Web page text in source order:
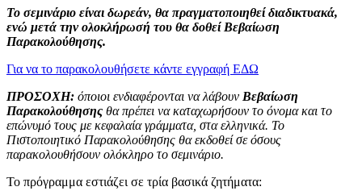
Το σεμινάριο είναι δωρεάν, θα πραγματοποιηθεί διαδικτυακά,
ενώ μετά την ολοκλήρωσή του θα δοθεί Βεβαίωση
Παρακολούθησης.
Για να το παρακολουθήσετε κάντε εγγραφή ΕΔΩ
ΠΡΟΣΟΧΗ: όποιοι ενδιαφέρονται να λάβουν Βεβαίωση
Παρακολούθησης θα πρέπει να καταχωρήσουν το όνομα και το
επώνυμό τους με κεφαλαία γράμματα, στα ελληνικά. Το
Πιστοποιητικό Παρακολούθησης θα εκδοθεί σε όσους
παρακολουθήσουν ολόκληρο το σεμινάριο.
Το πρόγραμμα εστιάζει σε τρία βασικά ζητήματα: